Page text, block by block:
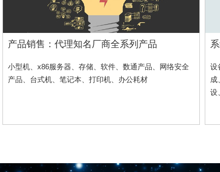
产品销售：代理知名厂商全系列产品
小型机、x86服务器、存储、软件、数通产品、网络安全
产品、台式机、笔记本、打印机、办公耗材
设
成
设